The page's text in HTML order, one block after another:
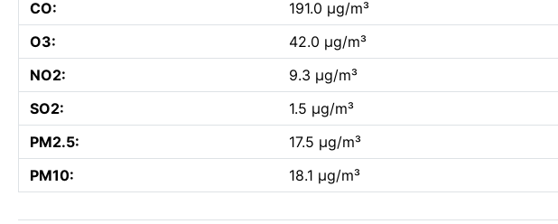
CO:
191.0 µg/m³
O3:
42.0 µg/m³
NO2:
9.3 µg/m³
SO2:
1.5 µg/m³
PM2.5:
17.5 µg/m³
PM10:
18.1 µg/m³